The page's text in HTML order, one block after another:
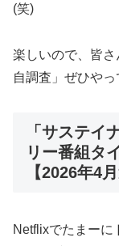
(笑)
楽しいので、皆
自調査」ぜひや
「サステイ
リー番組タ
【2026年4
Netflixでたまーに